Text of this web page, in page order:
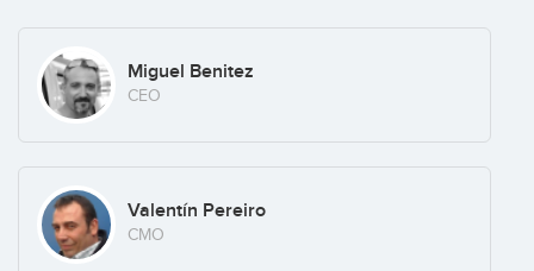
Miguel Benitez
CEO
Valentín Pereiro
CMO